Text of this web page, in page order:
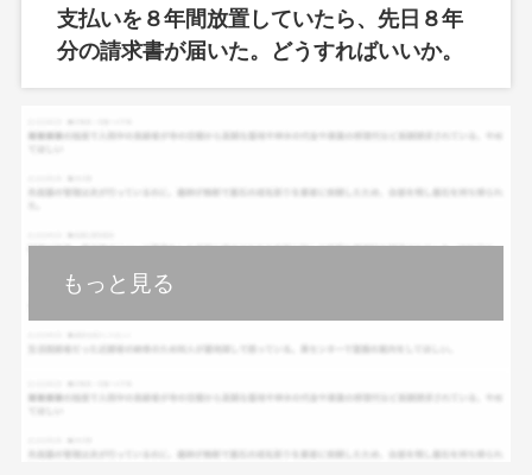
支払いを８年間放置していたら、先日８年
分の請求書が届いた。どうすればいいか。
もっと見る